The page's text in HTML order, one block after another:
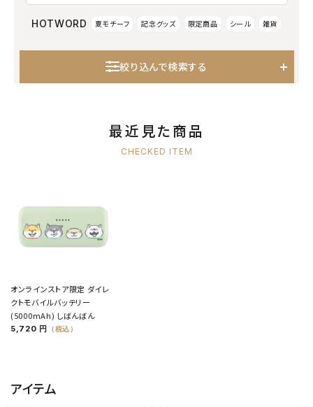
HOTWORD 夏モチーフ 記念グッズ 限定商品 シール 雑貨
絞り込んで検索する
最近見た商品
CHECKED ITEM
オンラインストア限定 ダイレ
クトモバイルバッテリー
(5000mAh) しばんばん
5,720 円 （税込）
アイテム